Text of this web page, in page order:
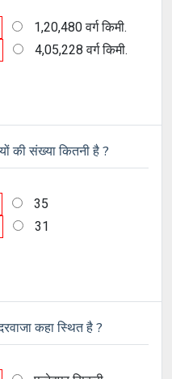
1,20,480 वर्ग किमी.
4,05,228 वर्ग किमी.
की संख्या कितनी है ?
35
31
कहा स्थित है ?